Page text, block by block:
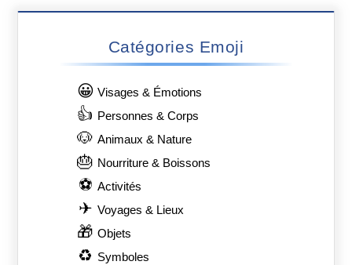
Catégories Emoji
😀 Visages & Émotions
👍 Personnes & Corps
🐶 Animaux & Nature
🎂 Nourriture & Boissons
⚽ Activités
✈ Voyages & Lieux
🎁 Objets
♻ Symboles